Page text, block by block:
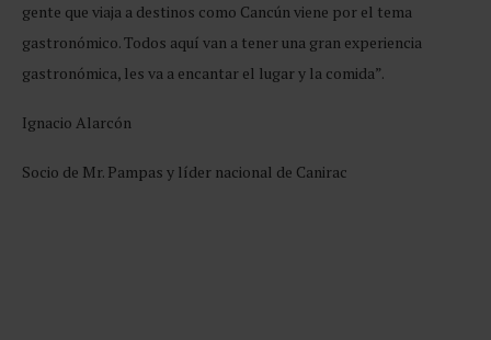
gente que viaja a destinos como Cancún viene por el tema
gastronómico. Todos aquí van a tener una gran experiencia
gastronómica, les va a encantar el lugar y la comida”.
Ignacio Alarcón
Socio de Mr. Pampas y líder nacional de Canirac